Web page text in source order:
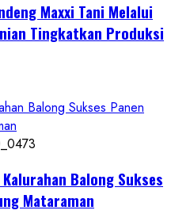
Maxxi Tani Melalui
Tingkatkan Produksi
Balong Sukses Panen
Balong Sukses
Mataraman